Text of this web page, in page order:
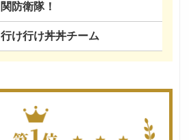
関防衛隊！
行け行け丼丼チーム